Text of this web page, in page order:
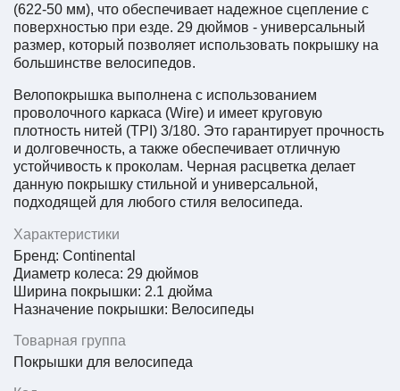
(622-50 мм), что обеспечивает надежное сцепление с
поверхностью при езде. 29 дюймов - универсальный
размер, который позволяет использовать покрышку на
большинстве велосипедов.
Велопокрышка выполнена с использованием
проволочного каркаса (Wire) и имеет круговую
плотность нитей (TPI) 3/180. Это гарантирует прочность
и долговечность, а также обеспечивает отличную
устойчивость к проколам. Черная расцветка делает
данную покрышку стильной и универсальной,
подходящей для любого стиля велосипеда.
Характеристики
Бренд: Continental
Диаметр колеса: 29 дюймов
Ширина покрышки: 2.1 дюйма
Назначение покрышки: Велосипеды
Товарная группа
Покрышки для велосипеда